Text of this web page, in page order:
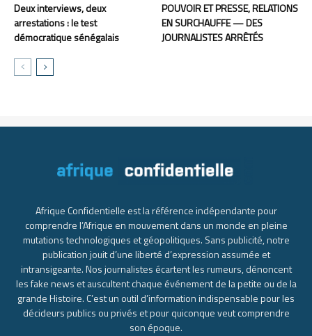
Deux interviews, deux
arrestations : le test
démocratique sénégalais
POUVOIR ET PRESSE, RELATIONS
EN SURCHAUFFE — DES
JOURNALISTES ARRÊTÉS
Afrique Confidentielle est la référence indépendante pour
comprendre l’Afrique en mouvement dans un monde en pleine
mutations technologiques et géopolitiques. Sans publicité, notre
publication jouit d’une liberté d’expression assumée et
intransigeante. Nos journalistes écartent les rumeurs, dénoncent
les fake news et auscultent chaque événement de la petite ou de la
grande Histoire. C’est un outil d’information indispensable pour les
décideurs publics ou privés et pour quiconque veut comprendre
son époque.